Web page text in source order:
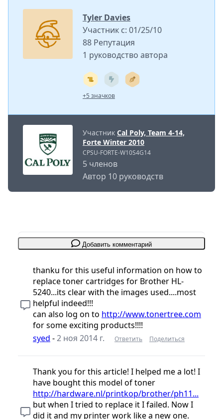
Tyler Davies
Участник с: 01/25/10
88 Репутация
1 руководство автора
+5 значков
Участник Cal Poly, Team 4-14,
Forte Winter 2010
CPSU-FORTE-W10S4G14
5 членов
Автор 10 руководств
Добавить комментарий
thanku for this useful information on how to
replace toner cartridges for Brother HL-
5240...its clear with the images used....most
helpful indeed!!!
can also log on to http://www.tonertree.com
for some exciting products!!!!
syed -2 ноя 2014 г. Ответить Поделиться
Thank you for this article! I helped me a lot! I
have bought this model of toner
http://hardware.nl/printkop/brother/ph11...
but when I tried to replace it I failed. Now I
did it and my printer work like a new one.